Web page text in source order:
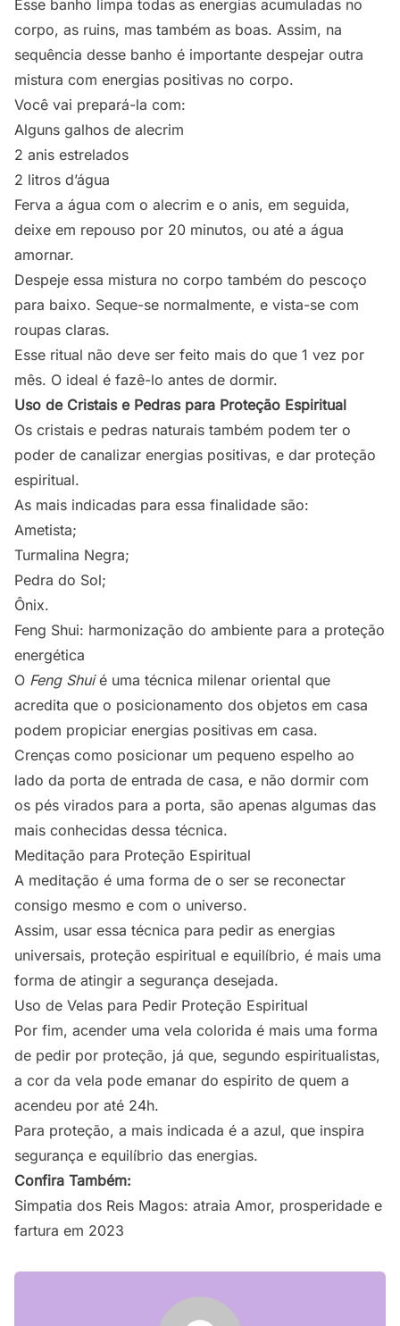
Esse banho limpa todas as energias acumuladas no
corpo, as ruins, mas também as boas. Assim, na
sequência desse banho é importante despejar outra
mistura com energias positivas no corpo.
Você vai prepará-la com:
Alguns galhos de alecrim
2 anis estrelados
2 litros d’água
Ferva a água com o alecrim e o anis, em seguida,
deixe em repouso por 20 minutos, ou até a água
amornar.
Despeje essa mistura no corpo também do pescoço
para baixo. Seque-se normalmente, e vista-se com
roupas claras.
Esse ritual não deve ser feito mais do que 1 vez por
mês. O ideal é fazê-lo antes de dormir.
Uso de Cristais e Pedras para Proteção Espiritual
Os cristais e pedras naturais também podem ter o
poder de canalizar energias positivas, e dar proteção
espiritual.
As mais indicadas para essa finalidade são:
Ametista;
Turmalina Negra;
Pedra do Sol;
Ônix.
Feng Shui: harmonização do ambiente para a proteção
energética
O Feng Shuié uma técnica milenar oriental que
acredita que o posicionamento dos objetos em casa
podem propiciar energias positivas em casa.
Crenças como posicionar um pequeno espelho ao
lado da porta de entrada de casa, e não dormir com
os pés virados para a porta, são apenas algumas das
mais conhecidas dessa técnica.
Meditação para Proteção Espiritual
A meditação é uma forma de o ser se reconectar
consigo mesmo e com o universo.
Assim, usar essa técnica para pedir as energias
universais, proteção espiritual e equilíbrio, é mais uma
forma de atingir a segurança desejada.
Uso de Velas para Pedir Proteção Espiritual
Por fim, acender uma vela colorida é mais uma forma
de pedir por proteção, já que, segundo espiritualistas,
a cor da vela pode emanar do espirito de quem a
acendeu por até 24h.
Para proteção, a mais indicada é a azul, que inspira
segurança e equilíbrio das energias.
Confira Também:
Simpatia dos Reis Magos: atraia Amor, prosperidade e
fartura em 2023